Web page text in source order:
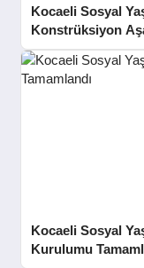
Kocaeli Sosyal
Konstrüksiyon
Kocaeli Sosyal
Kurulumu